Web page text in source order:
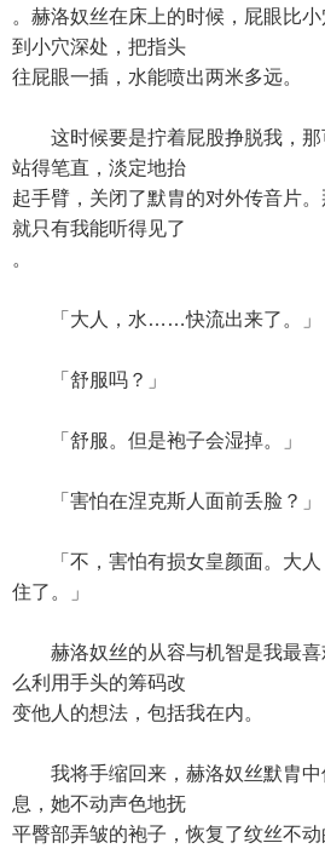
。赫洛奴丝在床上的时候，屁眼比
到小穴深处，把指头
往屁眼一插，水能喷出两米多远。
这时候要是拧着屁股挣脱我，那
站得笔直，淡定地抬
起手臂，关闭了默胄的对外传音片。
就只有我能听得见了
。
「大人，水……快流出来了。」
「舒服吗？」
「舒服。但是袍子会湿掉。」
「害怕在涅克斯人面前丢脸？」
「不，害怕有损女皇颜面。大人
住了。」
赫洛奴丝的从容与机智是我最喜
么利用手头的筹码改
变他人的想法，包括我在内。
我将手缩回来，赫洛奴丝默胄中
息，她不动声色地抚
平臀部弄皱的袍子，恢复了纹丝不动